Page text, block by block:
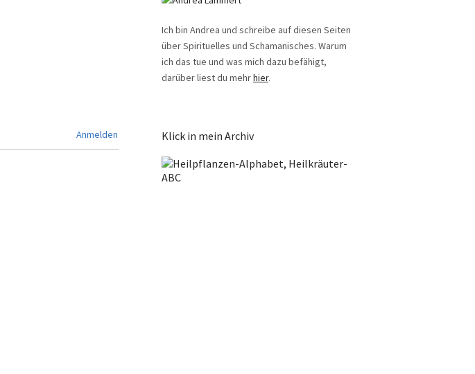
Anmelden
Ich bin Andrea und schreibe auf diesen Seiten
über Spirituelles und Schamanisches. Warum
ich das tue und was mich dazu befähigt,
darüber liest du mehrhier.
Klick in mein Archiv